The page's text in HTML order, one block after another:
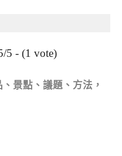
5 - (1 vote)
景點、議題、方法，